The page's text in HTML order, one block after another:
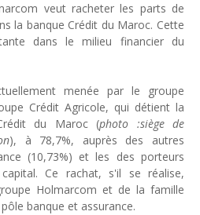
: les "Iles Vanille" poussent leurs pions
: Mazagan joue sa carte
: indépendantes jusqu'où ?
veut accélérer en Afrique
2026
: Chanel aux sommets de la
13 2026
veut racheter les parts de
la banque Crédit du Maroc. Cette
dans le milieu financier du
menée par le groupe
Crédit Agricole, qui détient la
du Maroc (photo :siège de
), à 78,7%, auprès des autres
(10,73%) et les des porteurs
Ce rachat, s'il se réalise,
Holmarcom et de la famille
banque et assurance.